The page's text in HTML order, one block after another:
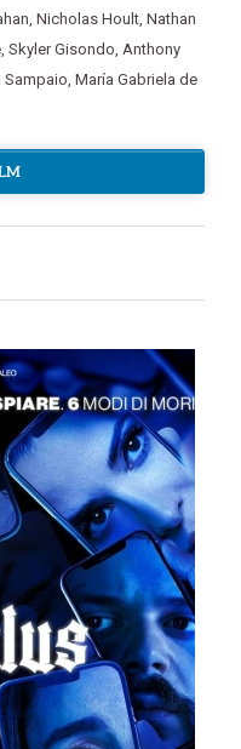
Nicholas Hoult Nathan
Skyler Gisondo Anthony
Sampaio María Gabriela de